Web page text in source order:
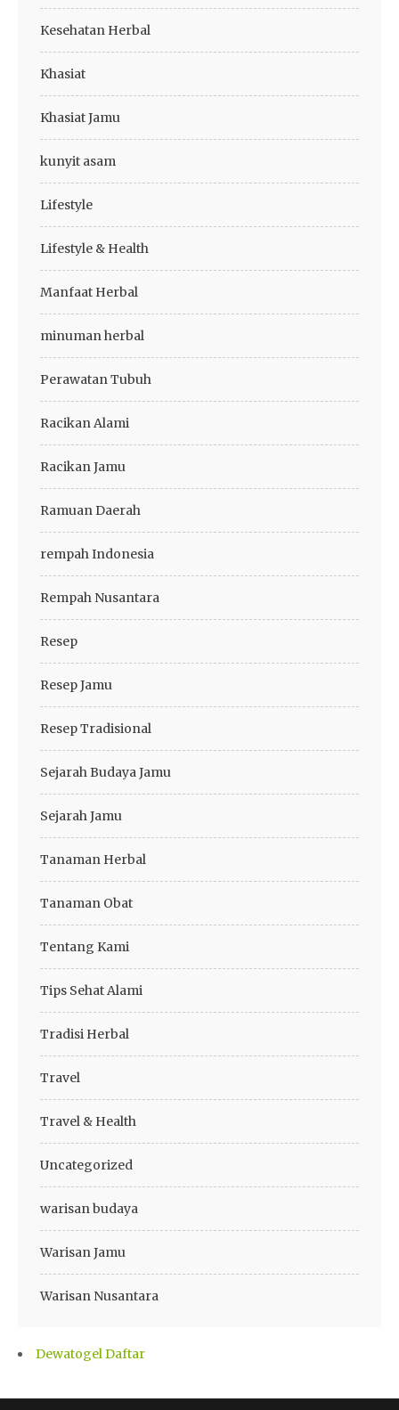
Kesehatan Herbal
Khasiat
Khasiat Jamu
kunyit asam
Lifestyle
Lifestyle & Health
Manfaat Herbal
minuman herbal
Perawatan Tubuh
Racikan Alami
Racikan Jamu
Ramuan Daerah
rempah Indonesia
Rempah Nusantara
Resep
Resep Jamu
Resep Tradisional
Sejarah Budaya Jamu
Sejarah Jamu
Tanaman Herbal
Tanaman Obat
Tentang Kami
Tips Sehat Alami
Tradisi Herbal
Travel
Travel & Health
Uncategorized
warisan budaya
Warisan Jamu
Warisan Nusantara
Dewatogel Daftar